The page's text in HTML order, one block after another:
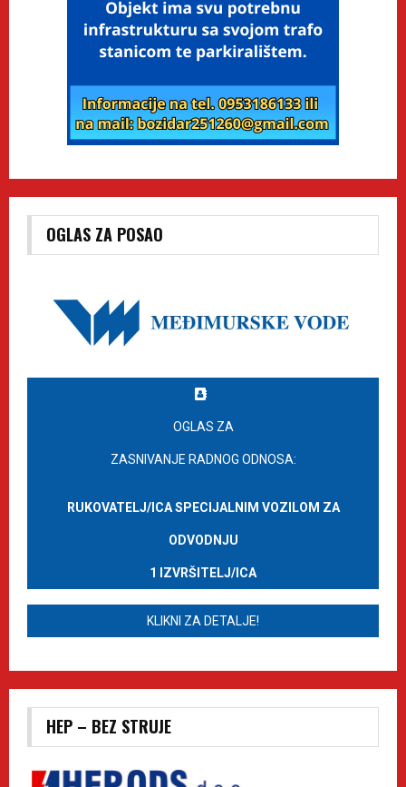
OGLAS ZA POSAO
OGLAS ZA
ZASNIVANJE RADNOG ODNOSA:
RUKOVATELJ/ICA SPECIJALNIM VOZILOM ZA
ODVODNJU
1 IZVRŠITELJ/ICA
KLIKNI ZA DETALJE!
HEP – BEZ STRUJE